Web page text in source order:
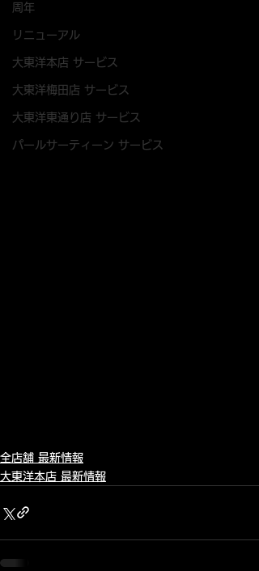
周年
リニューアル
大東洋本店 サービス
大東洋梅田店 サービス
大東洋東通り店 サービス
パールサーティーン サービス
全店舗 最新情報
大東洋本店 最新情報